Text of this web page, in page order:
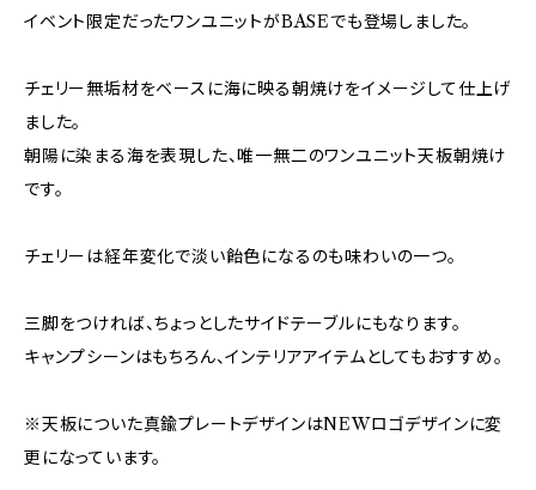
イベント限定だったワンユニットがBASEでも登場しました。
チェリー無垢材をベースに海に映る朝焼けをイメージして仕上げ
ました。
朝陽に染まる海を表現した、唯一無二のワンユニット天板朝焼け
です。
チェリーは経年変化で淡い飴色になるのも味わいの一つ。
三脚をつければ、ちょっとしたサイドテーブルにもなります。
キャンプシーンはもちろん、インテリアアイテムとしてもおすすめ。
※天板についた真鍮プレートデザインはNEWロゴデザインに変
更になっています。